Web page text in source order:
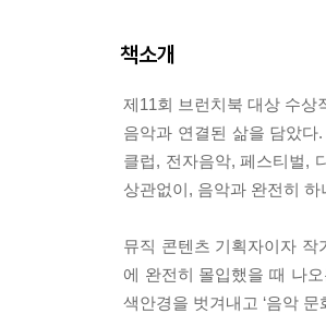
책소개
제11회 브런치북 대상 수상
음악과 연결된 삶을 담았
클럽, 전자음악, 페스티벌,
상관없이, 음악과 완전히
뮤직 콘텐츠 기획자이자
에 완전히 몰입했을 때 나
색안경을 벗겨내고 ‘음악